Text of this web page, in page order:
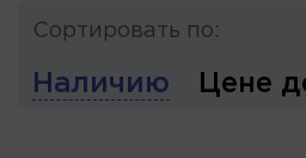
Сортировать по:
Наличию Цене